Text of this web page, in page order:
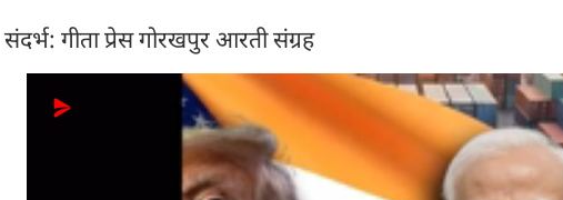
संदर्भ: गीता प्रेस गोरखपुर आरती संग्रह